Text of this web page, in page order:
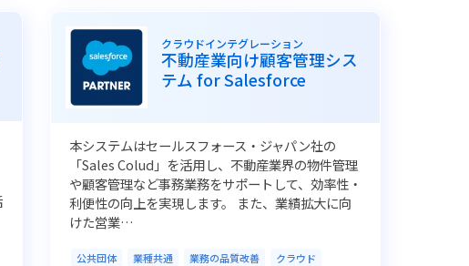
クラウドインテグレーション
不動産業向け顧客管理シス
テム for Salesforce
本システムはセールスフォース・ジャパン社の
「Sales Colud」を活用し、不動産業界の物件管理
や顧客管理など事務業務をサポートして、効率性・
利便性の向上を実現します。 また、業績拡大に向
けた営業…
公共団体 業種共通 業務の品質改善
クラウド